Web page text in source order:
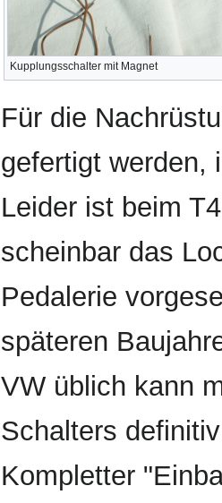
Kupplungsschalter mit Magnet
Für die
gefertigt werden,
Leider ist beim
scheinbar das
Pedalerie
späteren
VW üblich kann
Schalters
Kompletter